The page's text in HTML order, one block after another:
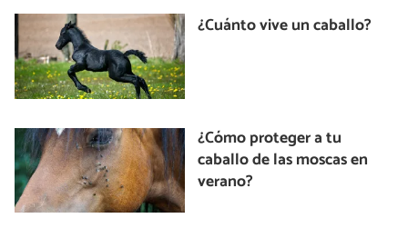
¿Cuánto vive un caballo?
¿Cómo proteger a tu
caballo de las moscas en
verano?